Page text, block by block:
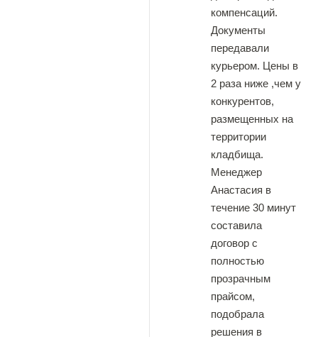
компенсаций.
Документы
передавали
курьером. Цены в
2 раза ниже ,чем у
конкурентов,
размещенных на
территории
кладбища.
Менеджер
Анастасия в
течение 30 минут
составила
договор с
полностью
прозрачным
прайсом,
подобрала
решения в